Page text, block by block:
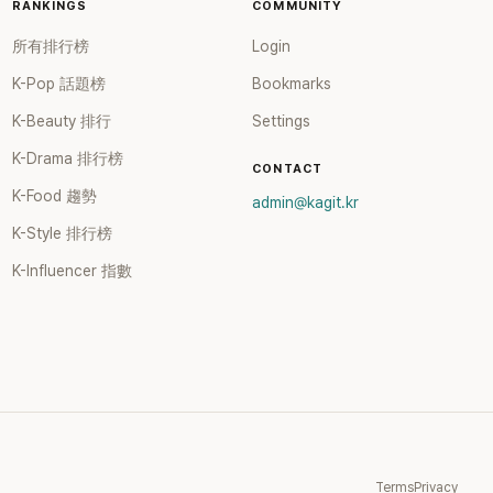
RANKINGS
所有排行榜
K-Pop 話題榜
K-Beauty 排行
K-Drama 排行榜
K-Food 趨勢
K-Style 排行榜
K-Influencer 指數
COMMUNITY
Login
Bookmarks
Settings
CONTACT
admin@kagit.kr
TermsPrivacy